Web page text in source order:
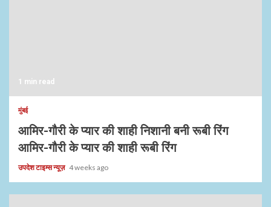
1 min read
मुंबई
आमिर-गौरी के प्यार की शाही निशानी बनी रूबी रिंग
आमिर-गौरी के प्यार की शाही रूबी रिंग
उपदेश टाइम्स न्यूज़ 4 weeks ago